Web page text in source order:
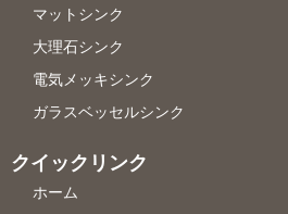
マットシンク
大理石シンク
電気メッキシンク
ガラスベッセルシンク
クイックリンク
ホーム